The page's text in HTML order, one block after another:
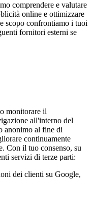
comprendere e valutare
online e ottimizzare
scopo confrontiamo i tuoi
fornitori esterni se
monitorare il
all'interno del
anonimo al fine di
continuamente
Con il tuo consenso, su
servizi di terze parti:
dei clienti su Google,